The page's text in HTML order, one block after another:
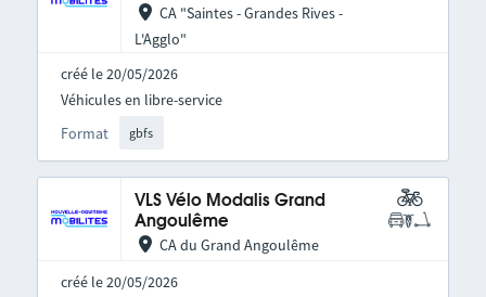
CA "Saintes - Grandes Rives -
L'Agglo"
créé le 20/05/2026
Format gbfs
Véhicules en libre-service
VLS Vélo Modalis Grand
Angoulême
CA du Grand Angoulême
créé le 20/05/2026